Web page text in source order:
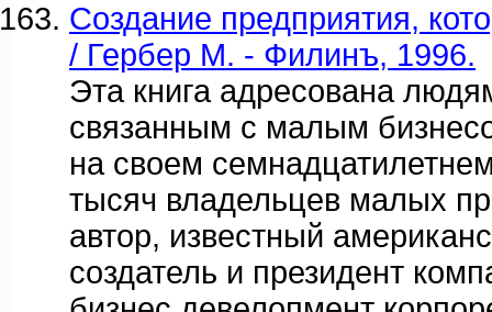
Создание предприятия,
/ Гербер М. - Филинъ, 1996.
Эта книга адресована
связанным с малым
на своем
тысяч владельцев малых
автор, известный
создатель и президент